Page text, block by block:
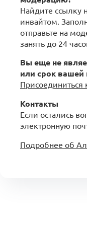
Найдите ссылку
инвайтом.
отправьте на
занять до 24
Вы еще не
или срок вашей
Присоединиться
Контакты
Если остались
электронную
Подробнее об